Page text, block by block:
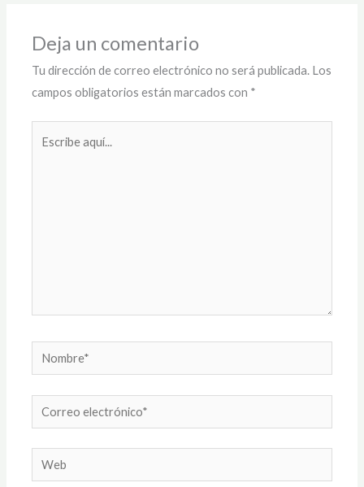
Deja un comentario
Tu dirección de correo electrónico no será publicada. Los
campos obligatorios están marcados con *
Nombre*
Correo
electrónico*
Web